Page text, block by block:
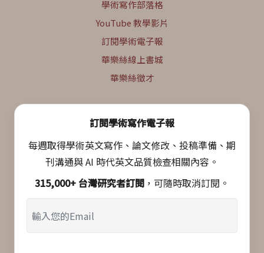
學術寫作部落格
YouTube 教學影片
訂閱學術電子報
華樂絲線上書城
華樂絲徵才
訂閱學術寫作電子報
每週取得學術英文寫作、論文修改、投稿準備、期
刊溝通與 AI 時代英文品質檢查相關內容。
315,000+ 台灣研究者訂閱 ，可隨時取消訂閱。